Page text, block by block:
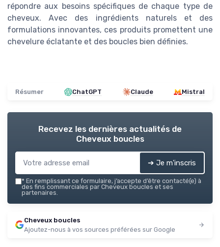
répondre aux besoins spécifiques de chaque type de
cheveux. Avec des ingrédients naturels et des
formulations innovantes, ces produits promettent une
chevelure éclatante et des boucles bien définies.
Résumer ChatGPT Claude Mistral
Recevez les dernières actualités de
Cheveux boucles
➔ Je m'inscris
* En remplissant ce formulaire, j’accepte d’être contacté(e) à
des fins commerciales par Cheveux boucles et ses
partenaires.
Cheveux boucles
Ajoutez-nous à vos sources préférées sur Google